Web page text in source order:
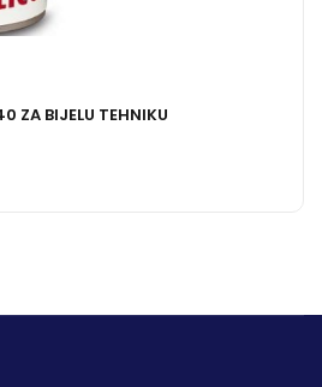
ZA BIJELU TEHNIKU